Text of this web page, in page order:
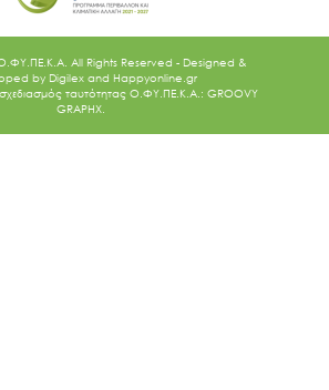
All Rights Reserved - Designed &
by Digilex and Happyonline.gr
ταυτότητας Ο.ΦΥ.ΠΕ.Κ.Α.: GROOVY
GRAPHX.